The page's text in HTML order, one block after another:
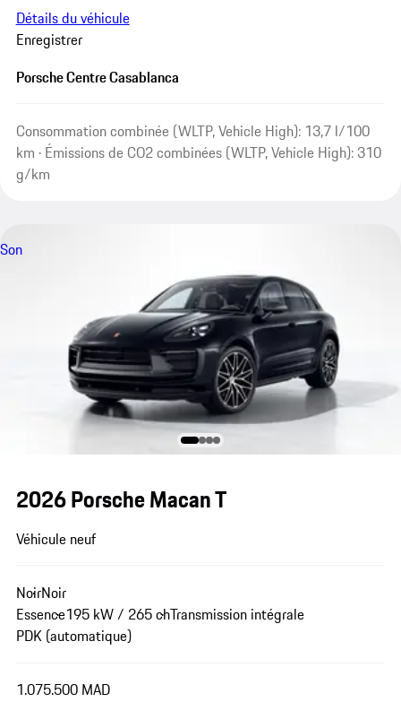
Détails du véhicule
Enregistrer
Porsche Centre Casablanca
Consommation combinée (WLTP, Vehicle High): 13,7 l/100
km · Émissions de CO2 combinées (WLTP, Vehicle High): 310
g/km
Son
2026 Porsche Macan T
Véhicule neuf
NoirNoir
Essence195 kW / 265 chTransmission intégrale
PDK (automatique)
1.075.500 MAD